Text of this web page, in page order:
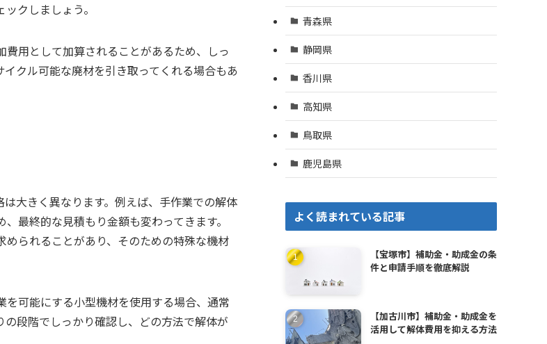
クしましょう。
用として加算されることがあるため、しっ
クル可能な廃材を引き取ってくれる場合もあ
大きく異なります。例えば、手作業での解体
最終的な見積もり金額も変わってきます。
られることがあり、そのための特殊な機材
可能にする小型機材を使用する場合、通常
段階でしっかり確認し、どの方法で解体が
青森県
静岡県
香川県
高知県
鳥取県
鹿児島県
よく読まれている記事
【宝塚市】補助金・助成金の条
件と申請手順を徹底解説
【加古川市】補助金・助成金を
活用して解体費用を抑える方法